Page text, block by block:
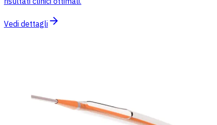
Vedi dettagli